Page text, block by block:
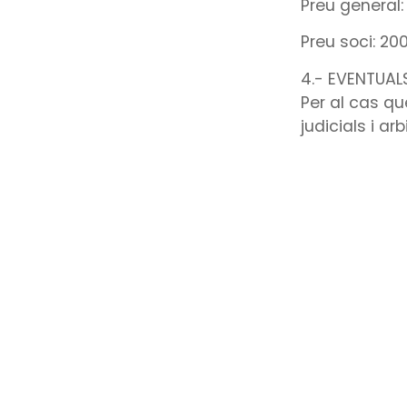
Preu
Preu soci:
4.-
Per al cas
judicials i